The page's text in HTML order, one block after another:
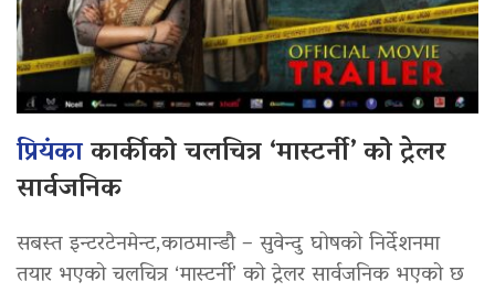
प्रियंकाकार्कीको चलचित्र ‘मास्टर्नी’ को ट्रेलर
सार्वजनिक
सबस्त इन्टरटेनमेन्ट,काठमान्डौ – सुवेन्दु घोषको निर्देशनमा
तयार भएको चलचित्र ‘मास्टर्नी’ को ट्रेलर सार्वजनिक भएको छ